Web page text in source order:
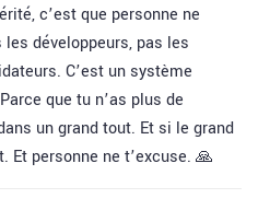
c’est que personne ne
développeurs, pas les
C’est un système
que tu n’as plus de
un grand tout. Et si le grand
Et personne ne t’excuse. 🙏